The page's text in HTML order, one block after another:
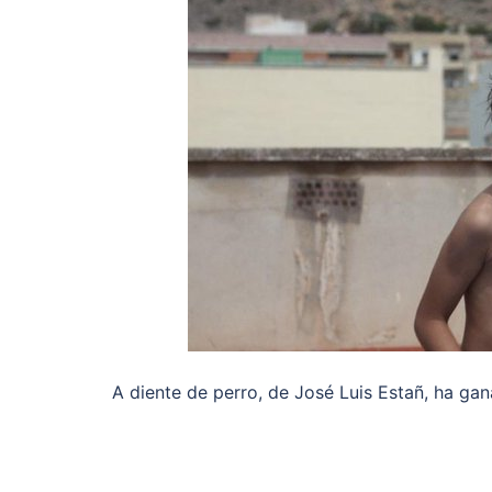
A diente de perro, de José Luis Estañ, ha